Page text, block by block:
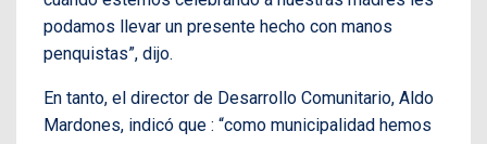
podamos llevar un presente hecho con manos
penquistas”, dijo.
En tanto, el director de Desarrollo Comunitario, Aldo
Mardones, indicó que : “como municipalidad hemos